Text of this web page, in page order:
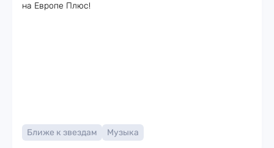
на Европе Плюс!​
Ближе к звездам Музыка